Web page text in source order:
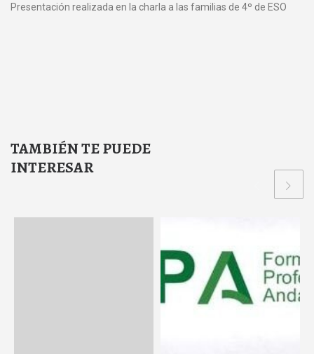
Presentación realizada en la charla a las familias de 4º de ESO
TAMBIÉN TE PUEDE
INTERESAR